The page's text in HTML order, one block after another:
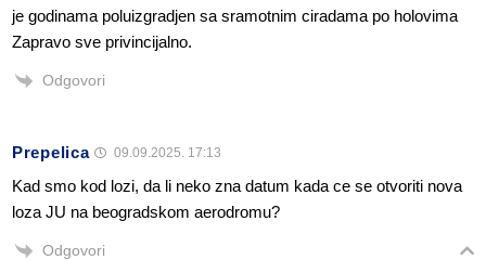
je godinama poluizgradjen sa sramotnim ciradama po holovima
Zapravo sve privincijalno.
Odgovori
Prepelica 09.09.2025. 17:13
Kad smo kod lozi, da li neko zna datum kada ce se otvoriti nova
loza JU na beogradskom aerodromu?
Odgovori